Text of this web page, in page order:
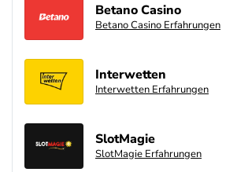
Betano Casino
Betano Casino Erfahrungen
Interwetten
Interwetten Erfahrungen
SlotMagie
SlotMagie Erfahrungen